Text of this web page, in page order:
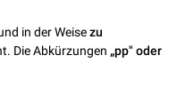
in der Weisezu
Die Abkürzungen „pp" oder